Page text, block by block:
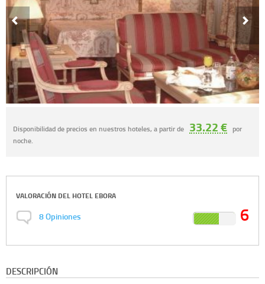
Disponibilidad de precios en nuestros hoteles, a partir de 33.22 € por
noche.
VALORACIÓN DEL HOTEL EBORA
8Opiniones 6
DESCRIPCIÓN